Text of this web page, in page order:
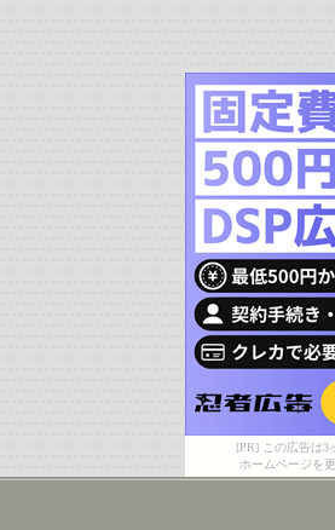
[PR] この広告は3
ホームページを